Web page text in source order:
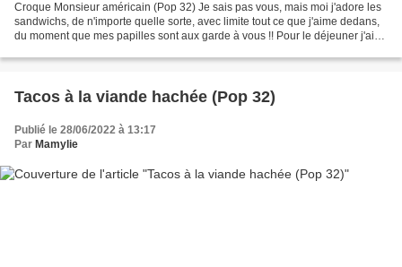
Croque Monsieur américain (Pop 32) Je sais pas vous, mais moi j'adore les
sandwichs, de n'importe quelle sorte, avec limite tout ce que j'aime dedans,
du moment que mes papilles sont aux garde à vous !! Pour le déjeuner j'ai
Tacos à la viande hachée (Pop 32)
Publié le 28/06/2022 à 13:17
Par Mamylie